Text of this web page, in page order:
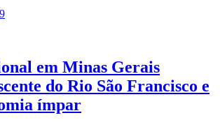
em Minas Gerais
do Rio São Francisco e
ímpar